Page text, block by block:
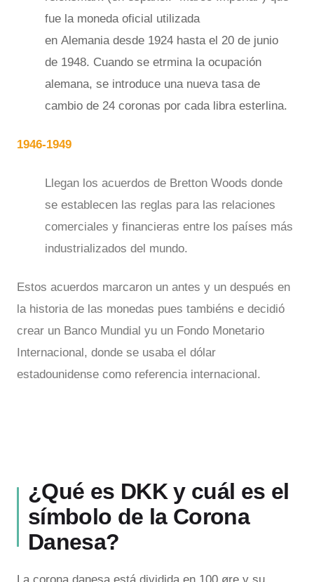
fue la moneda oficial utilizada
en Alemania desde 1924 hasta el 20 de junio
de 1948. Cuando se etrmina la ocupación
alemana, se introduce una nueva tasa de
cambio de 24 coronas por cada libra esterlina.
1946-1949
Llegan los acuerdos de Bretton Woods donde
se establecen las reglas para las relaciones
comerciales y financieras entre los países más
industrializados del mundo.
Estos acuerdos marcaron un antes y un después en
la historia de las monedas pues tambiéns e decidió
crear un Banco Mundial yu un Fondo Monetario
Internacional, donde se usaba el dólar
estadounidense como referencia internacional.
¿Qué es DKK y cuál es el
símbolo de la Corona
Danesa?
La corona danesa está dividida en 100 øre y su